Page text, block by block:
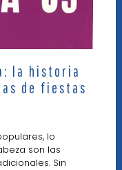
la historia
de fiestas
lo
son las
Sin